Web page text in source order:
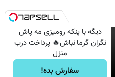
دیگه با پنکه رومیزی مه پاش
نگران گرما نباش🔥 پرداخت درب
منزل
سفارش بده!